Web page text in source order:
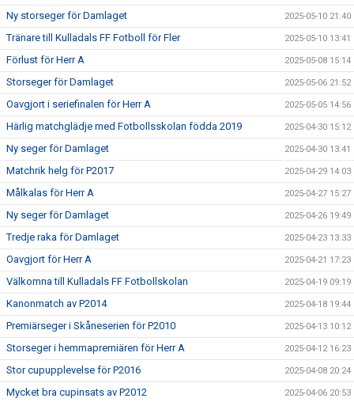
Ny storseger för Damlaget 2025-05-10 21:40
Tränare till Kulladals FF Fotboll för Fler 2025-05-10 13:41
Förlust för Herr A 2025-05-08 15:14
Storseger för Damlaget 2025-05-06 21:52
Oavgjort i seriefinalen för Herr A 2025-05-05 14:56
Härlig matchglädje med Fotbollsskolan födda 2019 2025-04-30 15:12
Ny seger för Damlaget 2025-04-30 13:41
Matchrik helg för P2017 2025-04-29 14:03
Målkalas för Herr A 2025-04-27 15:27
Ny seger för Damlaget 2025-04-26 19:49
Tredje raka för Damlaget 2025-04-23 13:33
Oavgjort för Herr A 2025-04-21 17:23
Välkomna till Kulladals FF Fotbollskolan 2025-04-19 09:19
Kanonmatch av P2014 2025-04-18 19:44
Premiärseger i Skåneserien för P2010 2025-04-13 10:12
Storseger i hemmapremiären för Herr A 2025-04-12 16:23
Stor cupupplevelse för P2016 2025-04-08 20:24
Mycket bra cupinsats av P2012 2025-04-06 20:53